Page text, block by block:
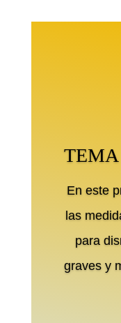
En este
las
para
graves y